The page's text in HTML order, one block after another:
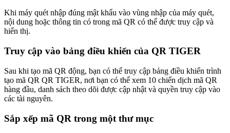
Khi máy quét nhập đúng mật khẩu vào vùng nhập của máy quét,
nội dung hoặc thông tin có trong mã QR có thể được truy cập và
hiển thị.
Truy cập vào bảng điều khiển của QR TIGER
Sau khi tạo mã QR động, bạn có thể truy cập bảng điều khiển trình
tạo mã QR QR TIGER, nơi bạn có thể xem 10 chiến dịch mã QR
hàng đầu, danh sách theo dõi được cập nhật và quyền truy cập vào
các tài nguyên.
Sắp xếp mã QR trong một thư mục